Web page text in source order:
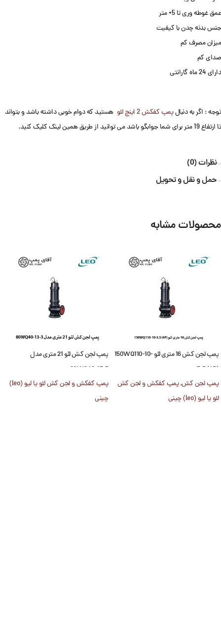
عمق غوطه وری تا 5+ متر
جنس بدنه چدن با کیفیت
میزان مصرف کم
صدای کم
دارای 24 ماه گارانتی
توجه : اگر به دنبالپمپ کفکش 2 اینچ لئو
هستید که دوام خوبی داشته باشد و بتواند
تا ارتفاع 19 متر برای شما جوابگو باشد می توانید از طریق همین لینک کلیک کنید.
نظرات (0)
حمل و نقل و تحویل
محصولات مشابه
پمپ لجن کش 16 متری لئو 150WQ110-10-
7.5 (4P)
پمپ لجن کش,پمپ کفکش و لجن کش
لئو یا لیو (leo) چینی
پمپ لجن کش لئو 21 متری مدل
80WQ40-13-3
پمپ کفکش و لجن کش لئو یا لیو (leo)
چینی